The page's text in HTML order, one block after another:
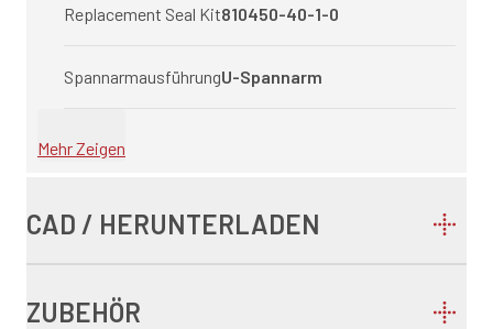
Replacement Seal Kit810450-40-1-0
SpannarmausführungU-Spannarm
Mehr Zeigen
CAD / HERUNTERLADEN
ZUBEHÖR